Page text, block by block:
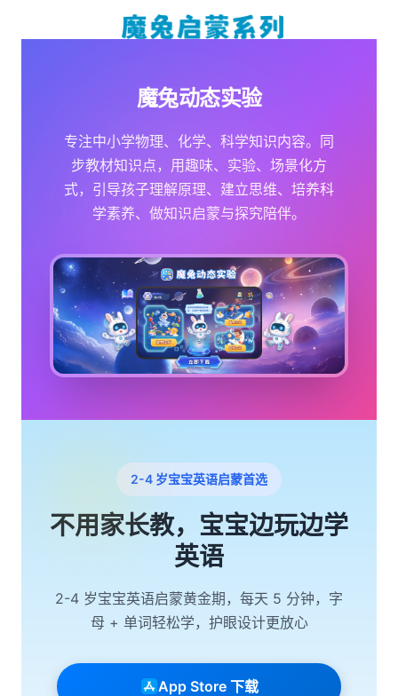
魔兔动态实验
专注中小学物理、化学、科学知识内容。同
步教材知识点，用趣味、实验、场景化方
式，引导孩子理解原理、建立思维、培养科
学素养、做知识启蒙与探究陪伴。
2-4 岁宝宝英语启蒙首选
不用家长教，宝宝边玩边学
英语
2-4 岁宝宝英语启蒙黄金期，每天 5 分钟，字
母 + 单词轻松学，护眼设计更放心
App Store 下载